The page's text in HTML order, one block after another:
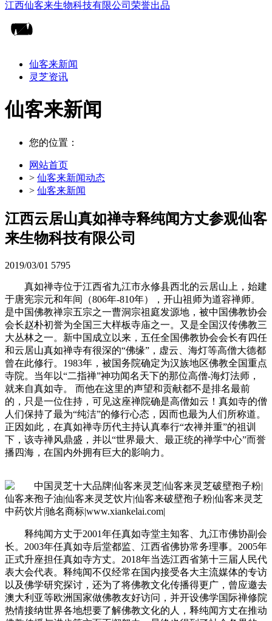
仙客来新闻
灵芝资讯
仙客来新闻
您的位置：
网站首页
> 仙客来新闻动态
> 仙客来新闻
江西云居山真如禅寺释纯闻方丈参观仙客
来生物科技有限公司
2019/03/01 5795
真如禅寺位于江西省九江市永修县西北的云居山上，始建
于唐宪宗元和年间（806年-810年），开山祖师为道容禅师。
是中国佛教禅宗五宗之一曹洞宗祖庭发源地，被中国佛教协会
会长赵朴初誉为全国三大样板寺庙之一。又是全国汉传佛教三
大丛林之一。新中国成立以来，五任全国佛教协会会长有四任
和云居山真如禅寺有很深的“佛缘”，虚云、海灯等高僧大德都
曾在此修行。1983年，被国务院确定为汉族地区佛教全国重点
寺院。当年以“二指禅”神功闻名天下的那位高僧-海灯法师，
就来自真如寺。 而他在这里的声望和贡献都不是排名最前
的，只是一位住持，可见这座禅院确是高僧如云！真如寺的僧
人们保持了最为“纯洁”的修行心态，因而也最为人们所称道。
正因如此，在真如禅寺历代主持认真奉行“农禅并重”的祖训
下，该寺禅风鼎盛，并以“世界最大、最正统的禅学中心”而誉
播四海，在国内外拥有巨大的影响力。
释纯闻方丈于2001年任真如寺堂主知客、九江市佛协副会
长。2003年任真如寺后堂都监、江西省佛协常务理事。2005年
正式升座担任真如寺方丈。2018年当选江西省第十三届人民代
表大会代表。释纯闻不仅经常在国内接受各大主流媒体的专访
以及佛学研究探讨，还为了将佛教文化传播得更广，曾应邀去
澳大利亚等欧洲国家做佛教友好访问，并开设佛学国际禅修院
热情接纳世界各地想要了解佛教文化的人，释纯闻方丈在推动